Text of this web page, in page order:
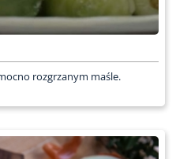
rozgrzanym maśle.